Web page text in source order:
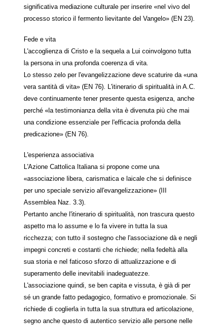
significativa mediazione culturale per inserire «nel vivo del
processo storico il fermento lievitante del Vangelo» (EN 23).
Fede e vita
L'accoglienza di Cristo e la sequela a Lui coinvolgono tutta
la persona in una profonda coerenza di vita.
Lo stesso zelo per l'evangelizzazione deve scaturire da «una
vera santità di vita» (EN 76). L'itinerario di spiritualità in A.C.
deve continuamente tener presente questa esigenza, anche
perché «la testimonianza della vita è divenuta più che mai
una condizione essenziale per l'efficacia profonda della
predicazione» (EN 76).
L'esperienza associativa
L'Azione Cattolica Italiana si propone come una
«associazione libera, carismatica e laicale che si definisce
per uno speciale servizio all'evangelizzazione» (III
Assemblea Naz. 3.3).
Pertanto anche l'itinerario di spiritualità, non trascura questo
aspetto ma lo assume e lo fa vivere in tutta la sua
ricchezza; con tutto il sostegno che l'associazione dà e negli
impegni concreti e costanti che richiede; nella fedeltà alla
sua storia e nel faticoso sforzo di attualizzazione e di
superamento delle inevitabili inadeguatezze.
L'associazione quindi, se ben capita e vissuta, è già di per
sé un grande fatto pedagogico, formativo e promozionale. Si
richiede di coglierla in tutta la sua struttura ed articolazione,
segno anche questo di autentico servizio alle persone nelle